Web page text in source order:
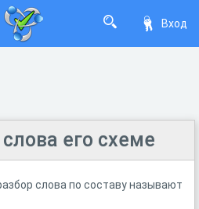
Вход
его схеме
слова по составу называют